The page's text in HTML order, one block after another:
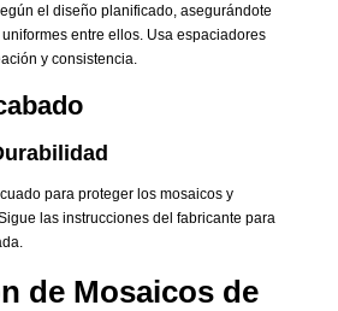
el diseño planificado, asegurándote
entre ellos. Usa espaciadores
y consistencia.
para proteger los mosaicos y
las instrucciones del fabricante para
de Mosaicos de